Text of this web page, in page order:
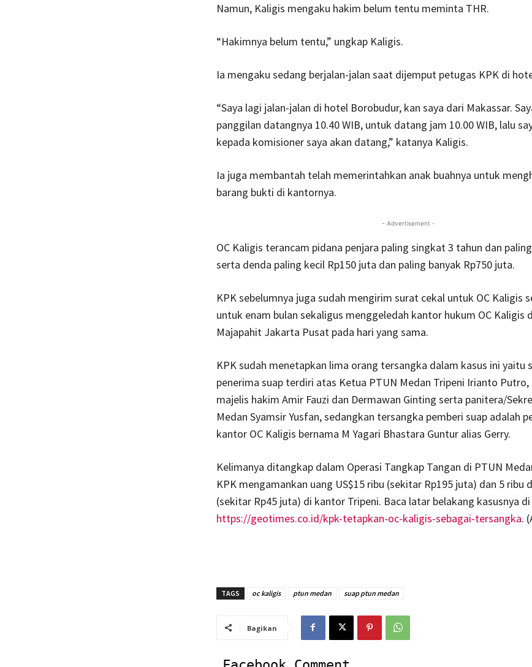
Namun, Kaligis mengaku hakim belum tentu meminta THR.
“Hakimnya belum tentu,” ungkap Kaligis.
Ia mengaku sedang berjalan-jalan saat dijemput petugas KPK di
“Saya lagi jalan-jalan di hotel Borobudur, kan saya dari Makassar.
panggilan datangnya 10.40 WIB, untuk datang jam 10.00 WIB, lalu
kepada komisioner saya akan datang,” katanya Kaligis.
Ia juga membantah telah memerintahkan anak buahnya untuk
barang bukti di kantornya.
- Advertisement -
OC Kaligis terancam pidana penjara paling singkat 3 tahun dan
serta denda paling kecil Rp150 juta dan paling banyak Rp750 juta.
KPK sebelumnya juga sudah mengirim surat cekal untuk OC Kaligis
untuk enam bulan sekaligus menggeledah kantor hukum OC Kaligis
Majapahit Jakarta Pusat pada hari yang sama.
KPK sudah menetapkan lima orang tersangka dalam kasus ini yaitu
penerima suap terdiri atas Ketua PTUN Medan Tripeni Irianto
majelis hakim Amir Fauzi dan Dermawan Ginting serta panitera/
Medan Syamsir Yusfan, sedangkan tersangka pemberi suap adalah
kantor OC Kaligis bernama M Yagari Bhastara Guntur alias Gerry.
Kelimanya ditangkap dalam Operasi Tangkap Tangan di PTUN
KPK mengamankan uang US$15 ribu (sekitar Rp195 juta) dan 5 ribu
(sekitar Rp45 juta) di kantor Tripeni. Baca latar belakang kasusnya di
https://geotimes.co.id/kpk-tetapkan-oc-kaligis-sebagai-tersangka.
TAGS oc kaligis ptun medan suap ptun medan
Bagikan